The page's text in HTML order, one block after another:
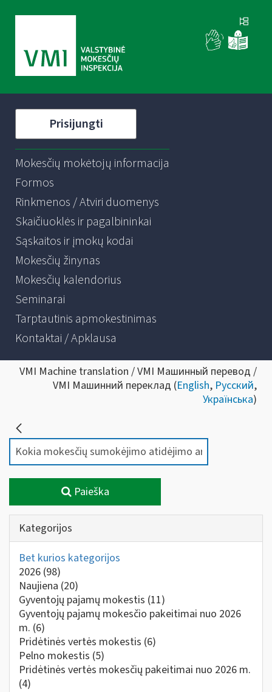
Prisijungti
Mokesčių mokėtojų informacija
Formos
Rinkmenos / Atviri duomenys
Skaičiuoklės ir pagalbininkai
Sąskaitos ir įmokų kodai
Mokesčių žinynas
Mokesčių kalendorius
Seminarai
Tarptautinis apmokestinimas
Kontaktai / Apklausa
VMI Machine translation / VMI Машинный перевод /
VMI Машинний переклад (English, Русский,
Українська)
Paieška
Kategorijos
Bet kurios kategorijos
2026 (98)
Naujiena (20)
Gyventojų pajamų mokestis (11)
Gyventojų pajamų mokesčio pakeitimai nuo 2026
m. (6)
Pridėtinės vertės mokestis (6)
Pelno mokestis (5)
Pridėtinės vertės mokesčių pakeitimai nuo 2026 m.
(4)